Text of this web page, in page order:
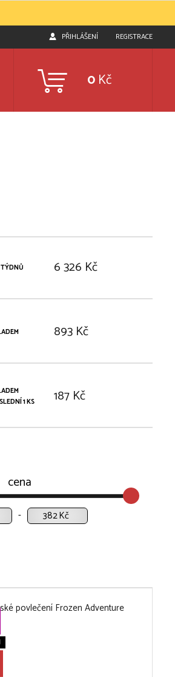
PŘIHLÁŠENÍ REGISTRACE
0 Kč
6 326 Kč
893 Kč
1 KS
187 Kč
cena
Kč